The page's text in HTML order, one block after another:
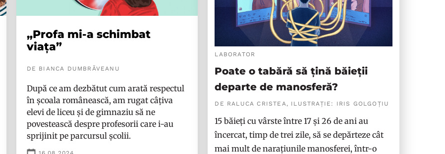
„Profa mi-a schimbat
viața”
DE BIANCA DUMBRĂVEANU
După ce am dezbătut cum arată respectul
în școala românească, am rugat câțiva
elevi de liceu și de gimnaziu să ne
povestească despre profesorii care i-au
sprijinit pe parcursul școlii.
LABORATOR
Poate o tabără să țină băieții
departe de manosferă?
DE RALUCA CRISTEA, ILUSTRAȚIE: IRIS GOLGOȚIU
15 băieți cu vârste între 17 și 26 de ani au
încercat, timp de trei zile, să se depărteze cât
mai mult de narațiunile manosferei, într-o